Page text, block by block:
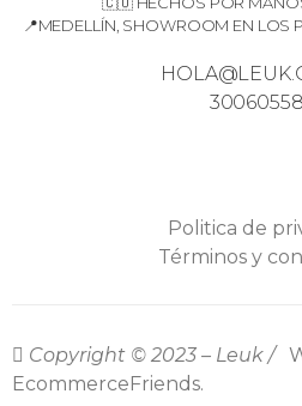
📍MEDELLÍN, SHOWROOM EN LOS
Politica de
Términos y
Copyright © 2023 – Leuk /
EcommerceFriends.